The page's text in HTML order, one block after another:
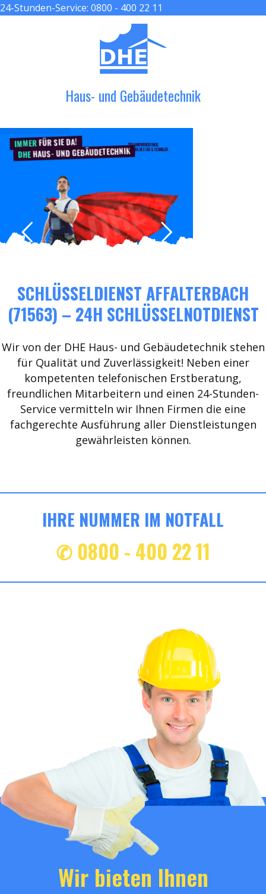
24-Stunden-Service: 0800 - 400 22 11
Haus- und Gebäudetechnik
IMMERFÜR SIE DA!
DHEHAUS- UND GEBÄUDETECHNIK
DER HANDWERKER ENGEL
GRÖßER, BESSER & SCHNELLER
SCHLÜSSELDIENST AFFALTERBACH
(71563) – 24H SCHLÜSSELNOTDIENST
Wir von der DHE Haus- und Gebäudetechnik stehen
für Qualität und Zuverlässigkeit! Neben einer
kompetenten telefonischen Erstberatung,
freundlichen Mitarbeitern und einen 24-Stunden-
Service vermitteln wir Ihnen Firmen die eine
fachgerechte Ausführung aller Dienstleistungen
gewährleisten können.
IHRE NUMMER IM NOTFALL
✆ 0800 - 400 22 11
Wir bieten Ihnen